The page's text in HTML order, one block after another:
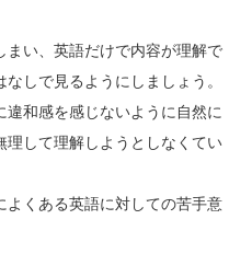
い、英語だけで内容が理解で
しで見るようにしましょう。
違和感を感じないように自然に
して理解しようとしなくてい
よくある英語に対しての苦手意